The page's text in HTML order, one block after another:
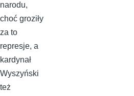
narodu,
choć groziły
za to
represje, a
kardynał
Wyszyński
też